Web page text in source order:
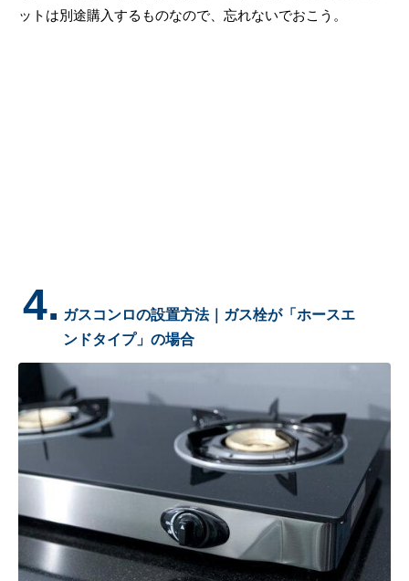
ットは別途購入するものなので、忘れないでおこう。
4. ガスコンロの設置方法｜ガス栓が「ホースエ
ンドタイプ」の場合